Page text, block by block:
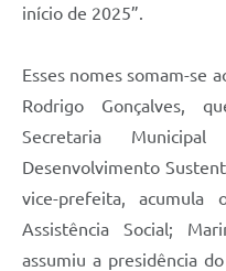
início de 2025”.
Esses nomes somam-se
Rodrigo Gonçalves,
Secretaria
Desenvolvimento
vice-prefeita, acumula
Assistência Social;
assumiu a presidência